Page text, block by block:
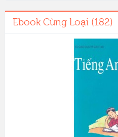
Ebook Cùng Loại (182)